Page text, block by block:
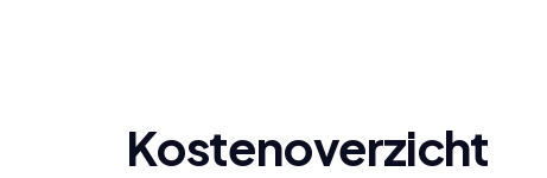
Kostenoverzicht